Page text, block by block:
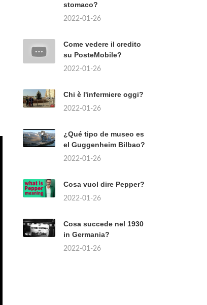
stomaco?
2022-01-26
Come vedere il credito
su PosteMobile?
2022-01-26
Chi è l'infermiere oggi?
2022-01-26
¿Qué tipo de museo es
el Guggenheim Bilbao?
2022-01-26
Cosa vuol dire Pepper?
2022-01-26
Cosa succede nel 1930
in Germania?
2022-01-26